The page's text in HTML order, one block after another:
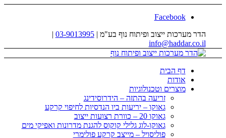
Facebook
הדר מערכות ייצוב ופיתוח נוף בע"מ |03-9013995
|
info@haddar.co.il
דף הבית
אודות
מוצרים וטכנולוגיות
זריעה בהתזה – הידרוסידינג
גאוקו – יריעות ביו הנדסיות לחיפוי קרקע
גאוקו 20 – כוורת רצועות ייצוב
גאוקו-לוג גלילי קוקוס להגנת מדרונות ואפיקי מים
פוליסויל – מייצב קרקע פולימרי